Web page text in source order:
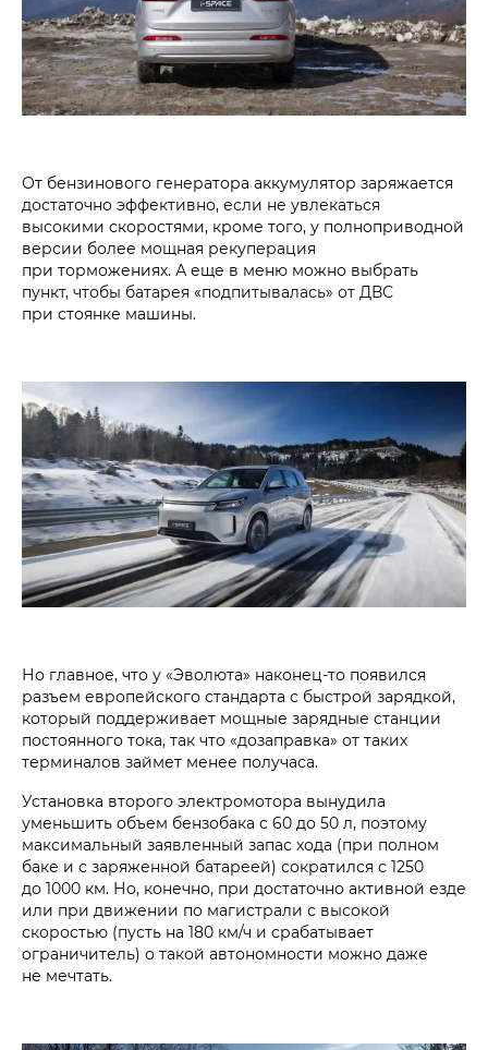
От бензинового генератора аккумулятор заряжается
достаточно эффективно, если не увлекаться
высокими скоростями, кроме того, у полноприводной
версии более мощная рекуперация
при торможениях. А еще в меню можно выбрать
пункт, чтобы батарея «подпитывалась» от ДВС
при стоянке машины.
Но главное, что у «Эволюта» наконец-то появился
разъем европейского стандарта с быстрой зарядкой,
который поддерживает мощные зарядные станции
постоянного тока, так что «дозаправка» от таких
терминалов займет менее получаса.
Установка второго электромотора вынудила
уменьшить объем бензобака с 60 до 50 л, поэтому
максимальный заявленный запас хода (при полном
баке и с заряженной батареей) сократился с 1250
до 1000 км. Но, конечно, при достаточно активной езде
или при движении по магистрали с высокой
скоростью (пусть на 180 км/ч и срабатывает
ограничитель) о такой автономности можно даже
не мечтать.